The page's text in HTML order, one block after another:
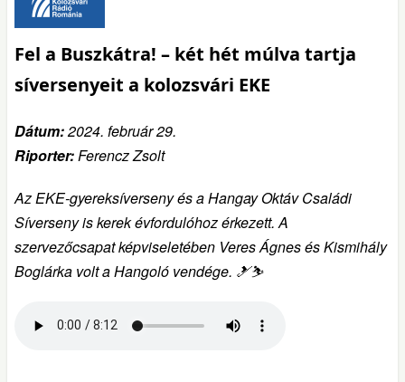
Fel a Buszkátra! – két hét múlva tartja
síversenyeit a kolozsvári EKE
Dátum:2024. február 29.
Riporter:Ferencz Zsolt
Az EKE-gyereksíverseny és a Hangay Oktáv Családi
Síverseny is kerek évfordulóhoz érkezett. A
szervezőcsapat képviseletében Veres Ágnes és Kismihály
Boglárka volt a Hangoló vendége. 🎿⛷